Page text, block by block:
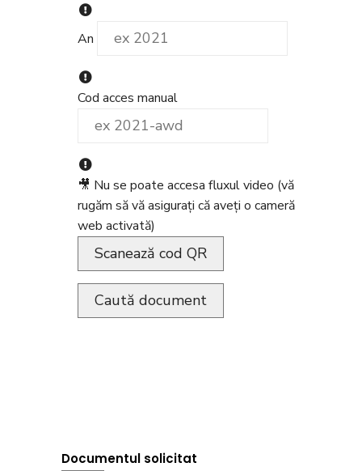
An
Cod acces manual
🎥 Nu se poate accesa fluxul video (vă
rugăm să vă asigurați că aveți o cameră
web activată)
Scanează cod QR
Caută document
Documentul solicitat